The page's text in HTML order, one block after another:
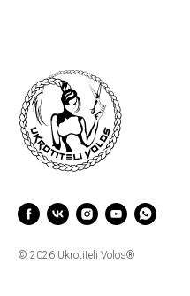
© 2026 Ukrotiteli Volos®